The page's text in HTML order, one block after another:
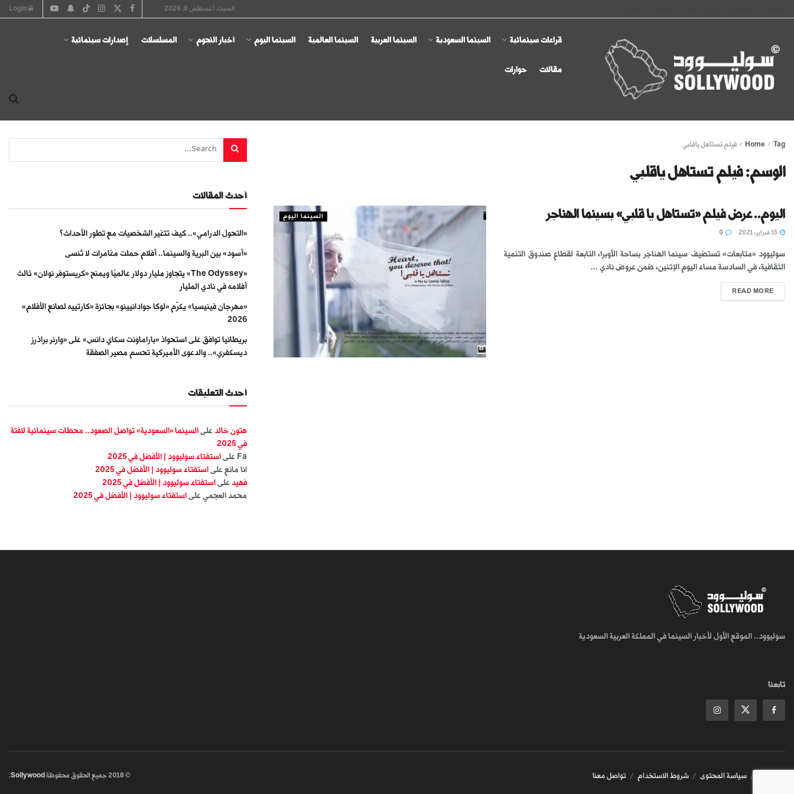
السبت, أغسطس 8, 2026
قراءات سينمائية السينما السعودية السينما العربية السينما العالمية السينما اليوم أخبار النجوم المسلسلات إصدارات سينمائية
مقالات حوارات
Home Tag فيلم تستاهل ياقلبي
الوسم:فيلم تستاهل ياقلبي
السينما اليوم اليوم.. عرض فيلم «تستاهل يا قلبي» بسينما الهناجر
سوليوود «متابعات» تستضيف سينما الهناجر بساحة الأوبرا، التابعة لقطاع صندوق التنمية
الثقافية، في السادسة مساء اليوم الإثنين، ضمن عروض نادي ...
READ MORE
أحدث المقالات
«التحول الدرامي».. كيف تتغير الشخصيات مع تطور الأحداث؟
«أسود» بين البرية والسينما.. أفلام حملت مغامرات لا تُنسى
«The Odyssey» يتجاوز مليار دولار عالميًا ويمنح «كريستوفر نولان» ثالث
أفلامه في نادي المليار
«مهرجان فينيسيا» يكرّم «لوكا جوادانيينو» بجائزة «كارتييه لصانع الأفلام»
2026
بريطانيا توافق على استحواذ «باراماونت سكاي دانس» على «وارنر براذرز
ديسكفري».. والدعوى الأميركية تحسم مصير الصفقة
أحدث التعليقات
هتون خالد على السينما «السعودية» تواصل الصعود.. محطات سينمائية لافتة
في 2025
Fa على استفتاء سوليوود | الأفضل في 2025
انا مانع على استفتاء سوليوود | الأفضل في 2025
فهيد على استفتاء سوليوود | الأفضل في 2025
محمد العجمي على استفتاء سوليوود | الأفضل في 2025
سوليوود.. الموقع الأول لأخبار السينما في المملكة العربية السعودية
تابعنا
© 2018 جميع الحقوق محفوظة Sollywood
. سياسة المحتوى شروط الاستخدام تواصل معنا